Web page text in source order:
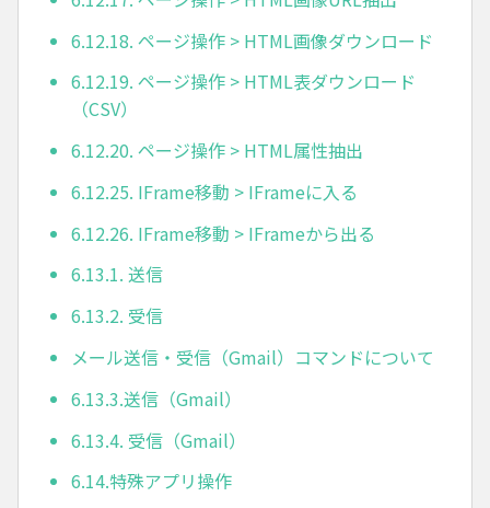
6.12.18. ページ操作 > HTML画像ダウンロード
6.12.19. ページ操作 > HTML表ダウンロード
（CSV）
6.12.20. ページ操作 > HTML属性抽出
6.12.25. IFrame移動 > IFrameに入る
6.12.26. IFrame移動 > IFrameから出る
6.13.1. 送信
6.13.2. 受信
メール送信・受信（Gmail）コマンドについて
6.13.3.送信（Gmail）
6.13.4. 受信（Gmail）
6.14.特殊アプリ操作